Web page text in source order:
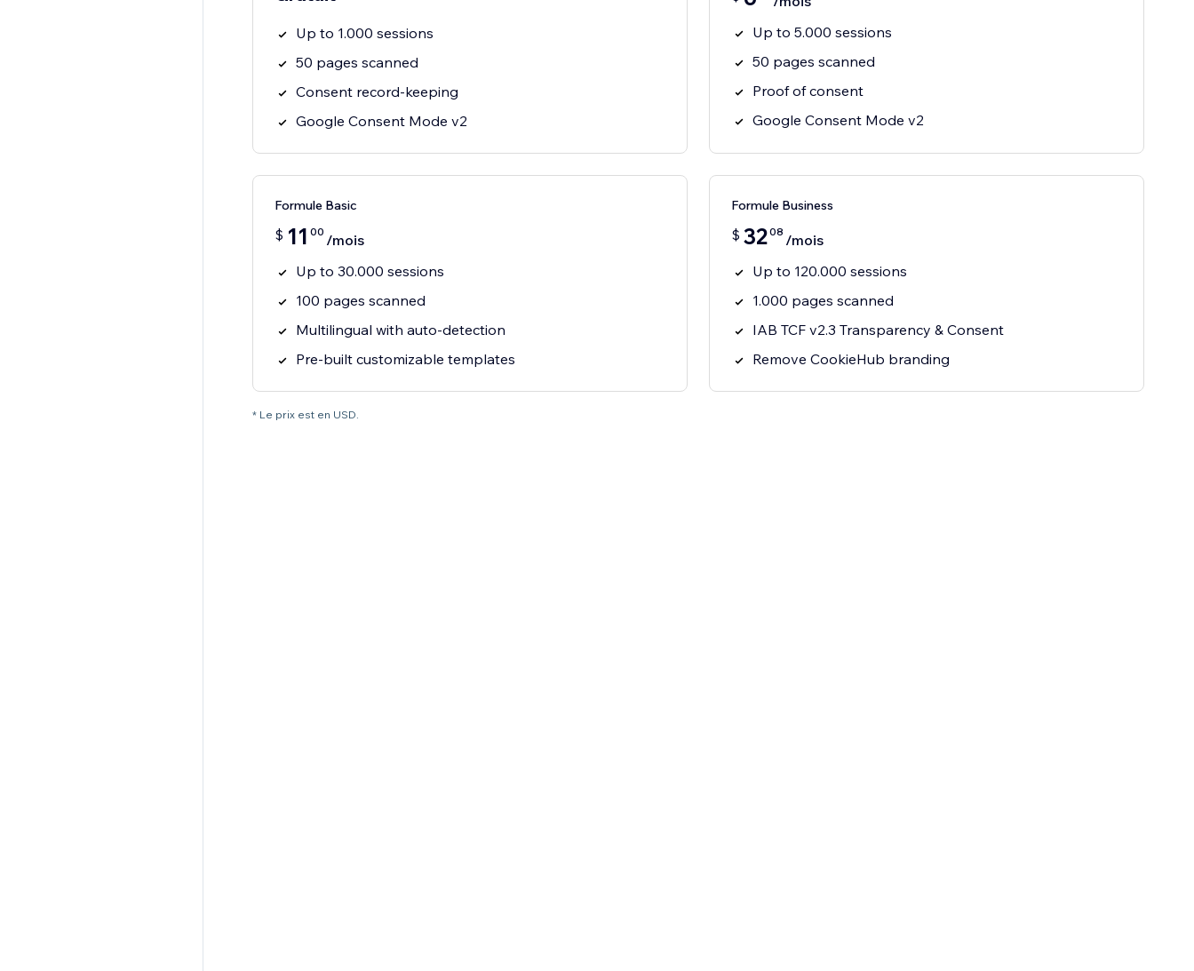
Up to 1.000 sessions
50 pages scanned
Consent record-keeping
Google Consent Mode v2
Up to 5.000 sessions
50 pages scanned
Proof of consent
Google Consent Mode v2
Formule Basic
$ 11 00 /mois
Up to 30.000 sessions
100 pages scanned
Multilingual with auto-detection
Pre-built customizable templates
Formule Business
$ 3208 /mois
Up to 120.000 sessions
1.000 pages scanned
IAB TCF v2.3 Transparency & Consent
Remove CookieHub branding
* Le prix est en USD.